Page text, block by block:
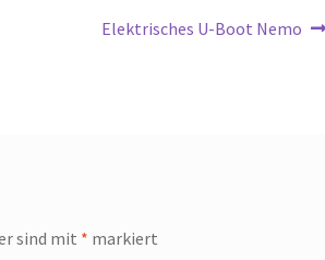
Nächster
Elektrisches U-Boot Nemo
sind mit * markiert